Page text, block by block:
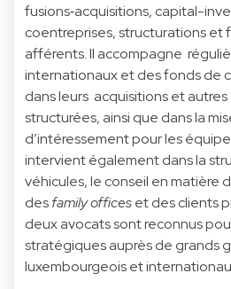
fusions‑acquisitions, capital-
coentreprises, structurations et
afférents. Il accompagne
internationaux et des fonds de
dans leurs acquisitions et
structurées, ainsi que dans la
d’intéressement pour les
intervient également dans la
véhicules, le conseil en matière
desfamily officeset des clients
deux avocats sont reconnus
stratégiques auprès de grands
luxembourgeois et